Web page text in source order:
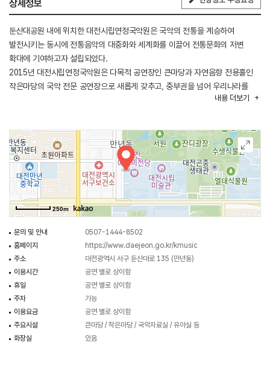
상세정보
둔산대공원 내에 위치한 대전시립연정국악원은 국악의 전통을 계승하여
발전시키는 동시에 전통음악의 대중화와 세계화를 이끌어 전통문화의 저변
확대에 기여하고자 설립되었다.
2015년 대전시립연정국악원은 다목적 공연장인 큰마당과 자연음향 전용홀인
작은마당의 국악 전문 공연장으로 새롭게 갖추고, 중부권을 넘어 우리나라를
대표하는 전통예술기관으로 거듭나고 있다. 연간 기획공연 외 전통예술교육
보급과 지역 국악 저변 확충에도 기여하고 있다.
대전시립연정국악원은 둔산대로를 통해 접근할 수 있으며, 대중교통은 대전
시내버스를 이용할 수 있고 대전시티투어 버스도 정차한다. 주변에는
한밭수목원, 엑스포시민광장, 엑스포과학공원, 정부대전청사 등이 있다.
내용 더보기
250m
문의 및 안내
0507-1444-8502
홈페이지
https://www.daejeon.go.kr/kmusic
주소
대전광역시 서구 둔산대로 135 (만년동)
이용시간
공연 별로 상이함
휴일
공연 별로 상이함
주차
가능
이용요금
공연 별로 상이함
주요시설
큰마당 / 작은마당 / 국악자료실 / 유아실 등
화장실
있음